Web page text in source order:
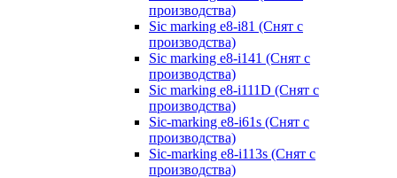
производства)
Sic marking e8-i81 (Снят с
производства)
Sic marking e8-i141 (Снят с
производства)
Sic marking e8-i111D (Снят с
производства)
Sic-marking e8-i61s (Снят с
производства)
Sic-marking e8-i113s (Снят с
производства)